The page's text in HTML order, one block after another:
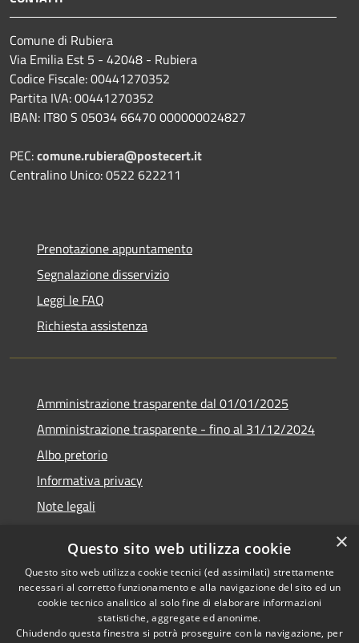
Comune di Rubiera
Via Emilia Est 5 - 42048 - Rubiera
Codice Fiscale: 00441270352
Partita IVA: 00441270352
IBAN: IT80 S 05034 66470 000000024827
PEC:comune.rubiera@postecert.it
Centralino Unico: 0522 622211
Prenotazione appuntamento
Segnalazione disservizio
Leggi le FAQ
Richiesta assistenza
Amministrazione trasparente dal 01/01/2025
Amministrazione trasparente - fino al 31/12/2024
Albo pretorio
Informativa privacy
Note legali
Piano di miglioramento del sito
RSS Copyright © 2026 • Comune di
×
Questo sito web utilizza cookie
Questo sito web utilizza cookie tecnici (ed assimilati) strettamente
necessari al corretto funzionamento e alla navigazione del sito ed un
cookie tecnico analitico al solo fine di elaborare informazioni
statistiche, aggregate ed anonime.
Chiudendo questa finestra si potrà proseguire con la navigazione, per